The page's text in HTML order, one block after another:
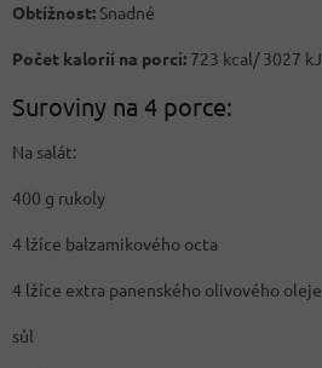
Obtížnost: Snadné
Počet kalorií na porci: 723 kcal/ 3027 kJ
Suroviny na 4 porce:
Na salát:
400 g rukoly
4 lžíce balzamikového octa
4 lžíce extra panenského olivového oleje
sůl